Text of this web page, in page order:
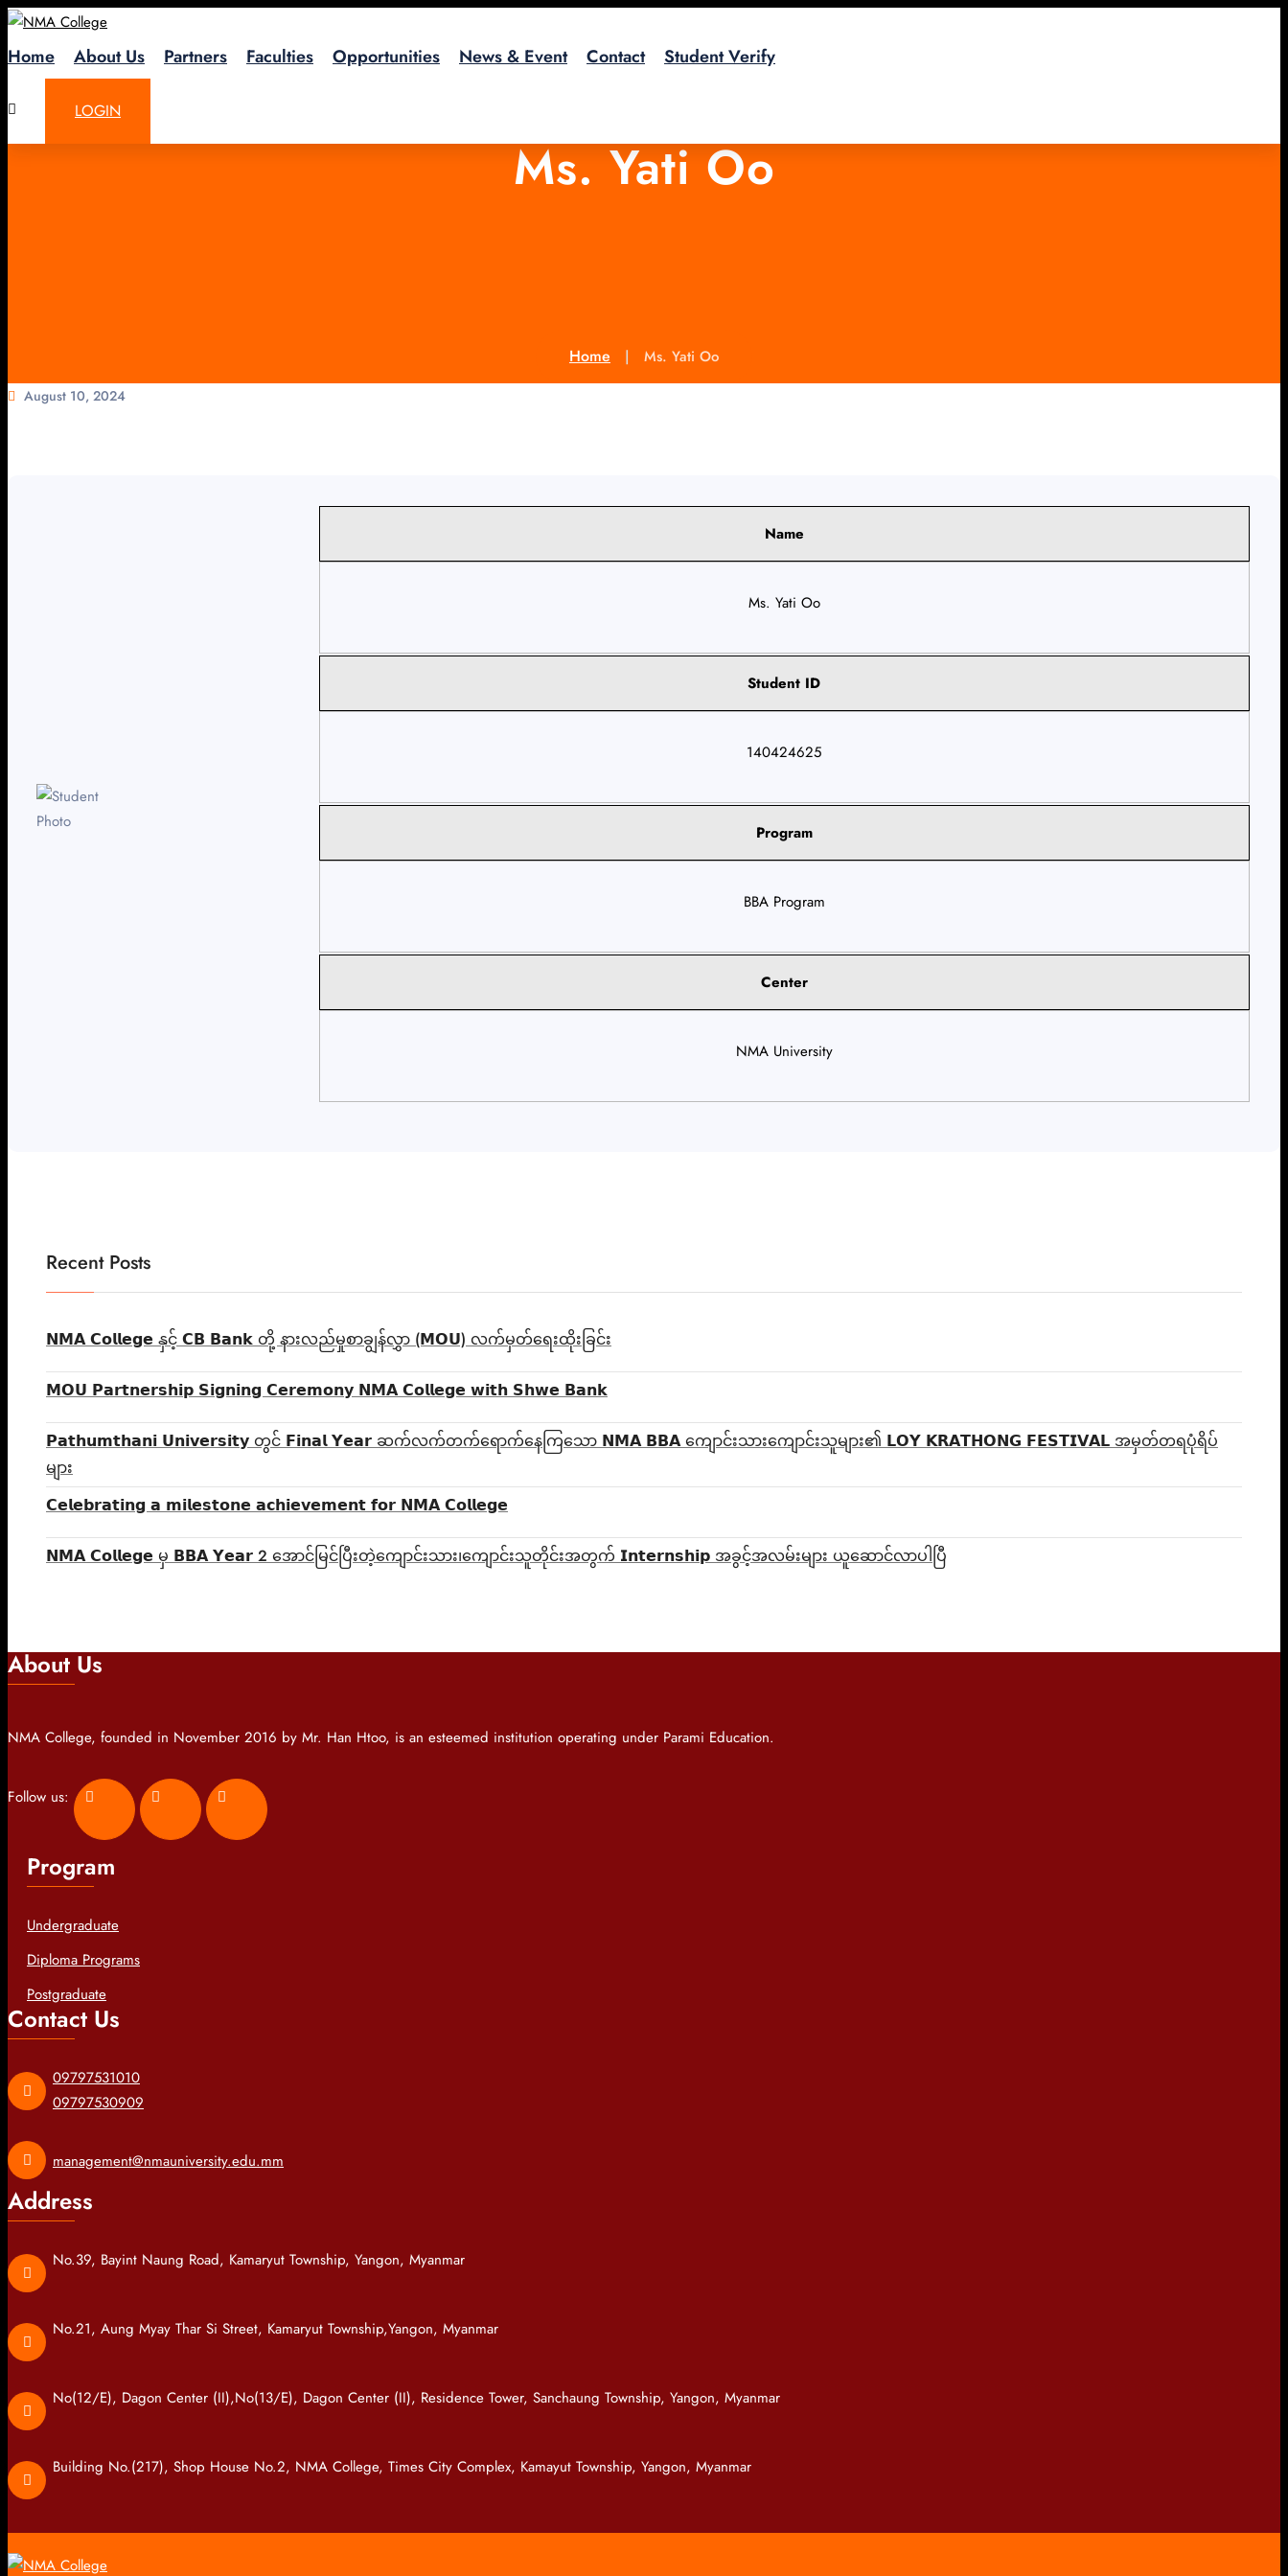
Home About Us Partners Faculties Opportunities News & Event Contact Student Verify
LOGIN
Ms. Yati Oo
Home Ms. Yati Oo
August 10, 2024
Name
Ms. Yati Oo
Student ID
140424625
Program
BBA Program
Center
NMA University
Recent Posts
𝗡𝗠𝗔 𝗖𝗼𝗹𝗹𝗲𝗴𝗲 နှင့် 𝗖𝗕 𝗕𝗮𝗻𝗸 တို့ နားလည်မှုစာချွန်လွှာ (𝗠𝗢𝗨) လက်မှတ်ရေးထိုးခြင်း
𝗠𝗢𝗨 𝗣𝗮𝗿𝘁𝗻𝗲𝗿𝘀𝗵𝗶𝗽 𝗦𝗶𝗴𝗻𝗶𝗻𝗴 𝗖𝗲𝗿𝗲𝗺𝗼𝗻𝘆 𝗡𝗠𝗔 𝗖𝗼𝗹𝗹𝗲𝗴𝗲 𝘄𝗶𝘁𝗵 𝗦𝗵𝘄𝗲 𝗕𝗮𝗻𝗸
𝗣𝗮𝘁𝗵𝘂𝗺𝘁𝗵𝗮𝗻𝗶 𝗨𝗻𝗶𝘃𝗲𝗿𝘀𝗶𝘁𝘆 တွင် 𝗙𝗶𝗻𝗮𝗹 𝗬𝗲𝗮𝗿 ဆက်လက်တက်ရောက်နေကြသော 𝗡𝗠𝗔 𝗕𝗕𝗔 ကျောင်းသားကျောင်းသူများ၏ 𝗟𝗢𝗬 𝗞𝗥𝗔𝗧𝗛𝗢𝗡𝗚 𝗙𝗘𝗦𝗧𝗜𝗩𝗔𝗟 အမှတ်တရပုံရိပ်
များ
𝗖𝗲𝗹𝗲𝗯𝗿𝗮𝘁𝗶𝗻𝗴 𝗮 𝗺𝗶𝗹𝗲𝘀𝘁𝗼𝗻𝗲 𝗮𝗰𝗵𝗶𝗲𝘃𝗲𝗺𝗲𝗻𝘁 𝗳𝗼𝗿 𝗡𝗠𝗔 𝗖𝗼𝗹𝗹𝗲𝗴𝗲
𝗡𝗠𝗔 𝗖𝗼𝗹𝗹𝗲𝗴𝗲 မှ 𝗕𝗕𝗔 𝗬𝗲𝗮𝗿 2 အောင်မြင်ပြီးတဲ့ကျောင်းသား၊‌ကျောင်းသူတိုင်းအတွက် 𝗜𝗻𝘁𝗲𝗿𝗻𝘀𝗵𝗶𝗽 အခွင့်အလမ်းများ ယူဆောင်လာပါပြီ
About Us
NMA College, founded in November 2016 by Mr. Han Htoo, is an esteemed institution operating under Parami Education.
Follow us:
Program
Undergraduate
Diploma Programs
Postgraduate
Contact Us
09797531010
09797530909
management@nmauniversity.edu.mm
Address
No.39, Bayint Naung Road, Kamaryut Township, Yangon, Myanmar
No.21, Aung Myay Thar Si Street, Kamaryut Township,Yangon, Myanmar
No(12/E), Dagon Center (II),No(13/E), Dagon Center (II), Residence Tower, Sanchaung Township, Yangon, Myanmar
Building No.(217), Shop House No.2, NMA College, Times City Complex, Kamayut Township, Yangon, Myanmar